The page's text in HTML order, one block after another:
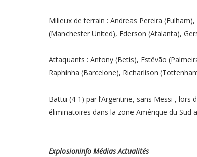
Milieux de terrain : Andreas Pereira
(Manchester United), Ederson (Atalanta),
Attaquants : Antony (Betis), Estêvão
Raphinha (Barcelone), Richarlison
Battu (4-1) par l’Argentine, sans Messi ,
éliminatoires dans la zone Amérique du Sud
Explosioninfo Médias Actualités